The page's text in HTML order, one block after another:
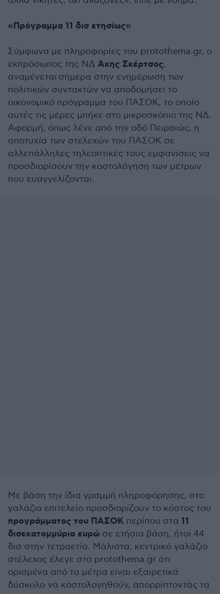
«Πρόγραμμα 11 δισ ετησίως»
Σύμφωνα με πληροφορίες του protothema.gr, ο
εκπρόσωπος της ΝΔ Άκης Σκέρτσος,
αναμένεται σήμερα στην ενημέρωση των
πολιτικών συντακτών να αποδομήσει το
οικονομικό πρόγραμμα του ΠΑΣΟΚ, το οποίο
αυτές τις μέρες μπήκε στο μικροσκόπιο της ΝΔ.
Αφορμή, όπως λένε από την οδό Πειραιώς, η
αποτυχία των στελεχών του ΠΑΣΟΚ σε
αλλεπάλληλες τηλεοπτικές τους εμφανίσεις να
προσδιορίσουν την κοστολόγηση των μέτρων
που ευαγγελίζονται.
Με βάση την ίδια γραμμή πληροφόρησης, στο
γαλάζιο επιτελείο προσδιορίζουν το κόστος του
προγράμματος του ΠΑΣΟΚ περίπου στα 11
δισεκατομμύρια ευρώ σε ετήσια βάση, ήτοι 44
δισ στην τετραετία. Μάλιστα, κεντρικό γαλάζιο
στέλεχος έλεγε στο protothema.gr ότι
ορισμένα από τα μέτρα είναι εξαιρετικά
δύσκολο να κοστολογηθούν, απορρίπτοντάς τα